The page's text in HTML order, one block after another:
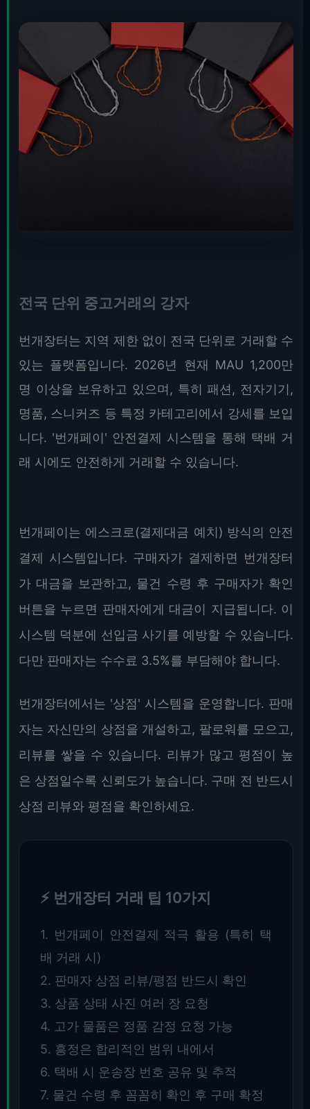
전국 단위 중고거래의 강자
번개장터는 지역 제한 없이 전국 단위로 거래할 수
있는 플랫폼입니다. 2026년 현재 MAU 1,200만
명 이상을 보유하고 있으며, 특히 패션, 전자기기,
명품, 스니커즈 등 특정 카테고리에서 강세를 보입
니다. '번개페이' 안전결제 시스템을 통해 택배 거
래 시에도 안전하게 거래할 수 있습니다.
번개페이는 에스크로(결제대금 예치) 방식의 안전
결제 시스템입니다. 구매자가 결제하면 번개장터
가 대금을 보관하고, 물건 수령 후 구매자가 확인
버튼을 누르면 판매자에게 대금이 지급됩니다. 이
시스템 덕분에 선입금 사기를 예방할 수 있습니다.
다만 판매자는 수수료 3.5%를 부담해야 합니다.
번개장터에서는 '상점' 시스템을 운영합니다. 판매
자는 자신만의 상점을 개설하고, 팔로워를 모으고,
리뷰를 쌓을 수 있습니다. 리뷰가 많고 평점이 높
은 상점일수록 신뢰도가 높습니다. 구매 전 반드시
상점 리뷰와 평점을 확인하세요.
⚡ 번개장터 거래 팁 10가지
1. 번개페이 안전결제 적극 활용 (특히 택
배 거래 시)
2. 판매자 상점 리뷰/평점 반드시 확인
3. 상품 상태 사진 여러 장 요청
4. 고가 물품은 정품 감정 요청 가능
5. 흥정은 합리적인 범위 내에서
6. 택배 시 운송장 번호 공유 및 추적
7. 물건 수령 후 꼼꼼히 확인 후 구매 확정